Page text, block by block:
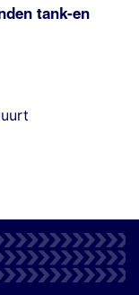
tank-en